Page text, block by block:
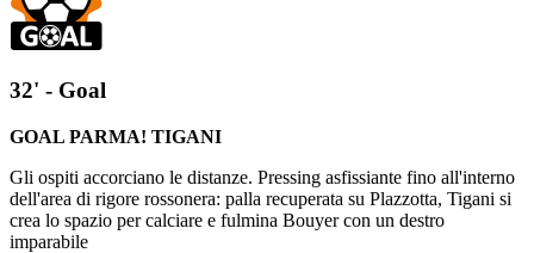
32' - Goal
GOAL PARMA! TIGANI
Gli ospiti accorciano le distanze. Pressing asfissiante fino all'interno
dell'area di rigore rossonera: palla recuperata su Plazzotta, Tigani si
crea lo spazio per calciare e fulmina Bouyer con un destro
imparabile